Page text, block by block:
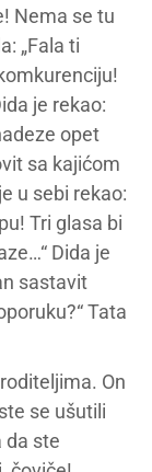
Nema se tu
„Fala ti
je rekao:
opet
sa kajićom
u sebi rekao:
Tri glasa bi
Dida je
sastavit
Tata
On
se ušutili
da ste